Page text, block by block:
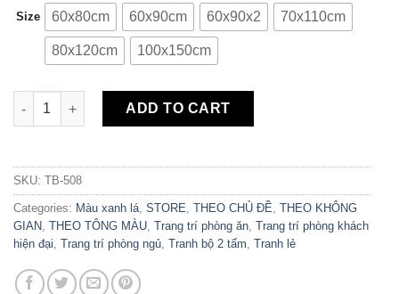
Size 60x80cm 60x90cm 60x90x2 70x110cm
80x120cm 100x150cm
Bộ 2 Tranh Canvas Tropical Leaves & Quote TB-508 quantity
ADD TO CART
SKU: TB-508
Categories: Màu xanh lá, STORE, THEO CHỦ ĐỀ, THEO KHÔNG
GIAN, THEO TÔNG MÀU, Trang trí phòng ăn, Trang trí phòng khách
hiện đại, Trang trí phòng ngủ, Tranh bộ 2 tấm, Tranh lẻ